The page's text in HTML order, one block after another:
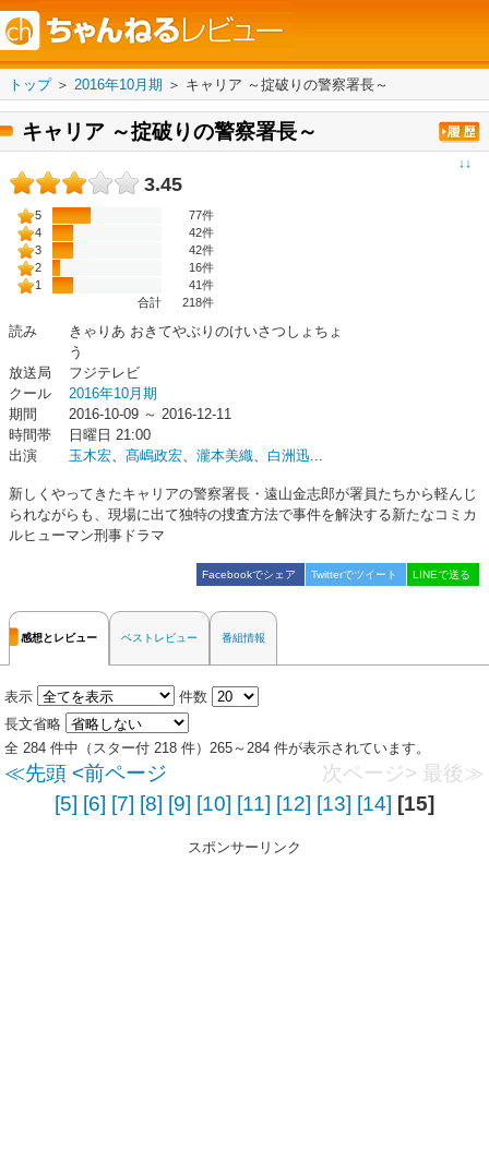
トップ＞ 2016年10月期 ＞ キャリア ～掟破りの警察署長～
キャリア ～掟破りの警察署長～
↓↓
3.45
5
77件
4
42件
3
42件
2
16件
1
41件
合計
218件
読み
きゃりあ おきてやぶりのけいさつしょちょ
う
放送局
フジテレビ
クール
2016年10月期
期間
2016-10-09 ～ 2016-12-11
時間帯
日曜日 21:00
出演
玉木宏、 髙嶋政宏、 瀧本美織、 白洲迅...
新しくやってきたキャリアの警察署長・遠山金志郎が署員たちから軽んじ
られながらも、現場に出て独特の捜査方法で事件を解決する新たなコミカ
ルヒューマン刑事ドラマ
Facebookでシェア Twitterでツイート LINEで送る
感想とレビュー ベストレビュー 番組情報
表示
件数
長文省略
全 284 件中（スター付 218 件）265～284 件が表示されています。
≪先頭 <前ページ 次ページ> 最後≫
[5] [6] [7] [8] [9] [10] [11] [12] [13] [14] [15]
スポンサーリンク